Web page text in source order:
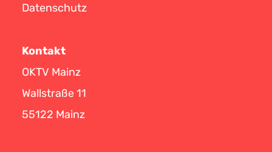
Datenschutz
Kontakt
OKTV Mainz
Wallstraße 11
55122 Mainz